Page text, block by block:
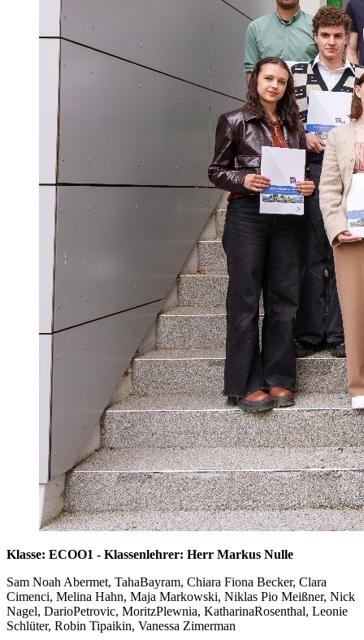
Klasse: ECOO1 - Klassenlehrer: Herr Markus Nulle
Sam Noah Abermet, TahaBayram, Chiara Fiona Becker, Clara
Cimenci, Melina Hahn, Maja Markowski, Niklas Pio Meißner, Nick
Nagel, DarioPetrovic, MoritzPlewnia, KatharinaRosenthal, Leonie
Schlüter, Robin Tipaikin, Vanessa Zimerman